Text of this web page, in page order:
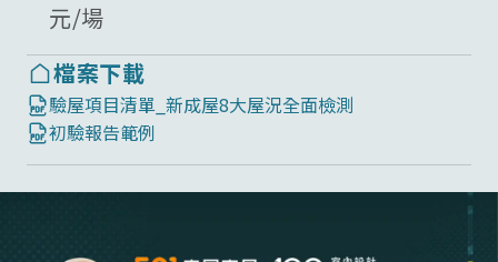
元/場
檔案下載
驗屋項目清單_新成屋8大屋況全面檢測
初驗報告範例